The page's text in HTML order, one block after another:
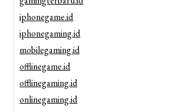
iphonegame.id
iphonegaming.id
mobilegaming.id
offlinegame.id
offlinegaming.id
onlinegaming.id